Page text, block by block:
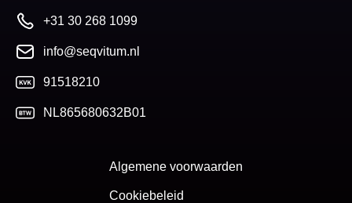
+31 30 268 1099
info@seqvitum.nl
91518210
NL865680632B01
Algemene voorwaarden
Cookiebeleid